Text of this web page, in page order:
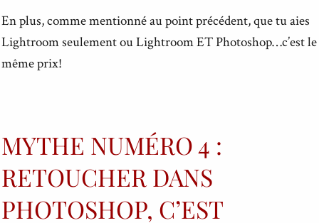
En plus, comme mentionné au point précédent, que tu aies
Lightroom seulement ou Lightroom ET Photoshop…c’est le
même prix!
MYTHE NUMÉRO 4 :
RETOUCHER DANS
PHOTOSHOP, C’EST